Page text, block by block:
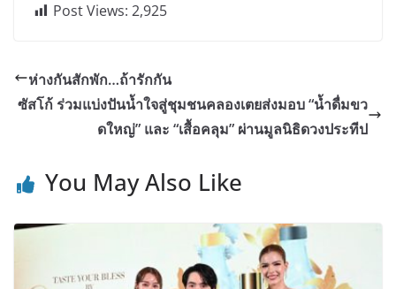
Post Views: 2,925
ห่างกันสักพัก…ถ้ารักกัน
ซัสโก้ ร่วมแบ่งปันน้ำใจสู่ชุมชนคลองเตยส่งมอบ “น้ำดื่มขว
ดใหญ่” และ “เสื้อคลุม” ผ่านมูลนิธิดวงประทีป
You May Also Like